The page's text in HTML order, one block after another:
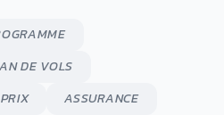
DE VOLS
PRIX
ASSURANCE